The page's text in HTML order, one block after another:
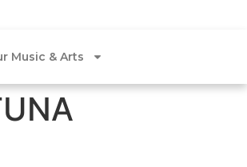
Music & Arts